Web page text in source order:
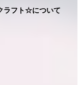
ラフト☆について